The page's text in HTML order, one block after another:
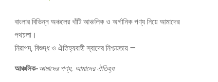
বাংলার বিভিন্ন অঞ্চলের খাঁটি আঞ্চলিক ও অর্গানিক পণ্য নিয়ে আমাদের
পথচলা।
নিরাপদ, বিশুদ্ধ ও ঐতিহ্যবাহী স্বাদের নিশ্চয়তায় —
আঞ্চলিক-আমাদের পণ্য, আমাদের ঐতিহ্য